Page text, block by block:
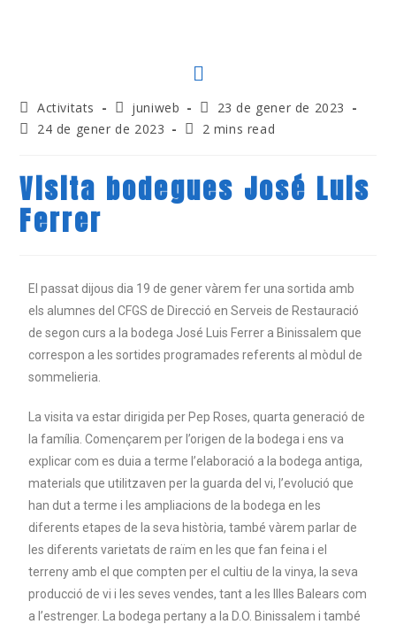
Activitats juniweb
23 de gener de 2023
24 de gener de 2023
2 mins read
Visita bodegues José Luis
Ferrer
El passat dijous dia 19 de gener vàrem fer una sortida amb
els alumnes del CFGS de Direcció en Serveis de Restauració
de segon curs a la bodega José Luis Ferrer a Binissalem que
correspon a les sortides programades referents al mòdul de
sommelieria.
La visita va estar dirigida per Pep Roses, quarta generació de
la família. Començarem per l’origen de la bodega i ens va
explicar com es duia a terme l’elaboració a la bodega antiga,
materials que utilitzaven per la guarda del vi, l’evolució que
han dut a terme i les ampliacions de la bodega en les
diferents etapes de la seva història, també vàrem parlar de
les diferents varietats de raïm en les que fan feina i el
terreny amb el que compten per el cultiu de la vinya, la seva
producció de vi i les seves vendes, tant a les Illes Balears com
a l’estrenger. La bodega pertany a la D.O. Binissalem i també